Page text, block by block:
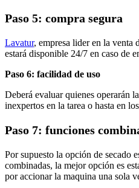
Paso 5: compra segura
Lavatur, empresa lider en la venta
estará disponible 24/7 en caso de
Paso 6: facilidad de uso
Deberá evaluar quienes operarán
inexpertos en la tarea o hasta en
Paso 7: funciones
Por supuesto la opción de secado
combinadas, la mejor opción es
por accionar la maquina una sola